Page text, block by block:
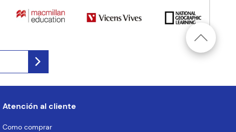
Atención al cliente
Como comprar